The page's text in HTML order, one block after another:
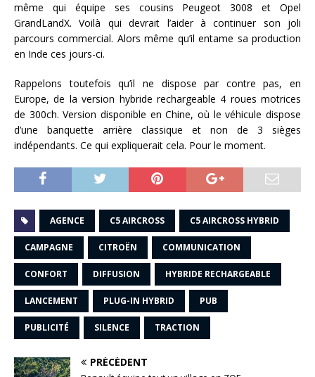
même qui équipe ses cousins Peugeot 3008 et Opel
GrandLandX. Voilà qui devrait l’aider à continuer son joli
parcours commercial. Alors même qu’il entame sa production
en Inde ces jours-ci.
Rappelons toutefois qu’il ne dispose par contre pas, en
Europe, de la version hybride rechargeable 4 roues motrices
de 300ch. Version disponible en Chine, où le véhicule dispose
d’une banquette arrière classique et non de 3 sièges
indépendants. Ce qui expliquerait cela. Pour le moment.
AGENCE C5 AIRCROSS C5 AIRCROSS HYBRID
CAMPAGNE CITROËN COMMUNICATION
CONFORT DIFFUSION HYBRIDE RECHARGEABLE
LANCEMENT PLUG-IN HYBRID PUB
PUBLICITÉ SILENCE TRACTION
PRÉCÉDENT